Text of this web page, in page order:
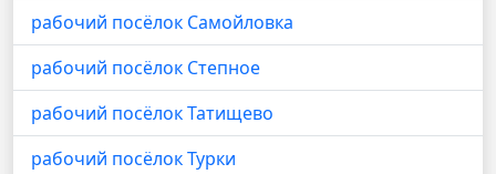
рабочий посёлок Самойловка
рабочий посёлок Степное
рабочий посёлок Татищево
рабочий посёлок Турки